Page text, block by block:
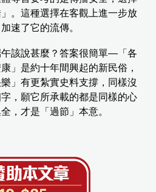
」。這種選擇在客觀上進一步放
速了它的流傳。
該說甚麼？答案很簡單—「各
」是約十年間興起的新民俗，
」有更紮實史料支撐，同樣沒
，願它所承載的都是同樣的心
，才是「過節」本意。